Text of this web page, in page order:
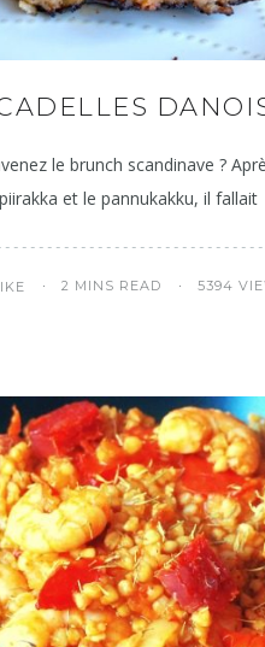
le brunch scandinave ?
piirakka et le pannukakku, il fallait
2 MINS READ 5394